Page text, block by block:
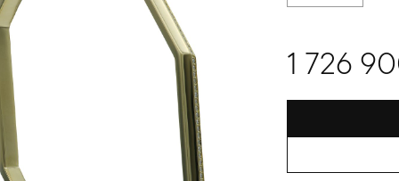
1 726